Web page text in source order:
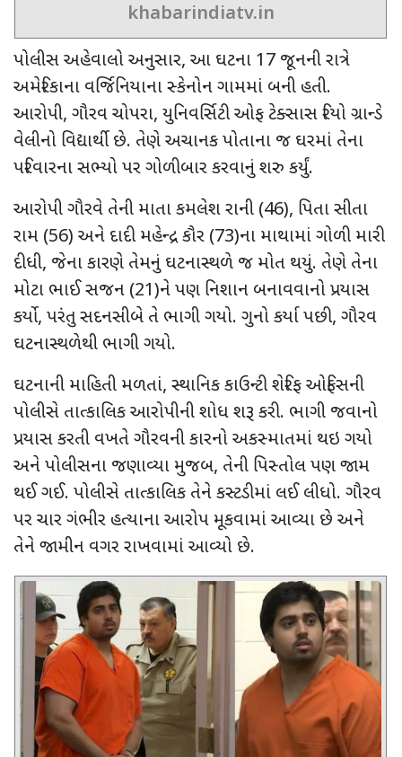
khabarindiatv.in
પોલીસ અહેવાલો અનુસાર, આ ઘટના 17 જૂનની રાત્રે
અમેરિકાના વર્જિનિયાના સ્કેનોન ગામમાં બની હતી.
આરોપી, ગૌરવ ચોપરા, યુનિવર્સિટી ઓફ ટેક્સાસ રિયો ગ્રાન્ડે
વેલીનો વિદ્યાર્થી છે. તેણે અચાનક પોતાના જ ઘરમાં તેના
પરિવારના સભ્યો પર ગોળીબાર કરવાનું શરુ કર્યું.
આરોપી ગૌરવે તેની માતા કમલેશ રાની (46), પિતા સીતા
રામ (56) અને દાદી મહેન્દ્ર કૌર (73)ના માથામાં ગોળી મારી
દીધી, જેના કારણે તેમનું ઘટનાસ્થળે જ મોત થયું. તેણે તેના
મોટા ભાઈ સજન (21)ને પણ નિશાન બનાવવાનો પ્રયાસ
કર્યો, પરંતુ સદનસીબે તે ભાગી ગયો. ગુનો કર્યા પછી, ગૌરવ
ઘટનાસ્થળેથી ભાગી ગયો.
ઘટનાની માહિતી મળતાં, સ્થાનિક કાઉન્ટી શેરિફ ઓફિસની
પોલીસે તાત્કાલિક આરોપીની શોધ શરૂ કરી. ભાગી જવાનો
પ્રયાસ કરતી વખતે ગૌરવની કારનો અકસ્માતમાં થઇ ગયો
અને પોલીસના જણાવ્યા મુજબ, તેની પિસ્તોલ પણ જામ
થઈ ગઈ. પોલીસે તાત્કાલિક તેને કસ્ટડીમાં લઈ લીધો. ગૌરવ
પર ચાર ગંભીર હત્યાના આરોપ મૂકવામાં આવ્યા છે અને
તેને જામીન વગર રાખવામાં આવ્યો છે.